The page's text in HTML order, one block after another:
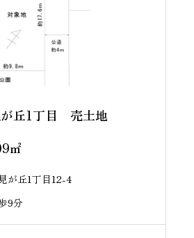
丘1丁目 売土地
㎡
が丘1丁目12-4
9分